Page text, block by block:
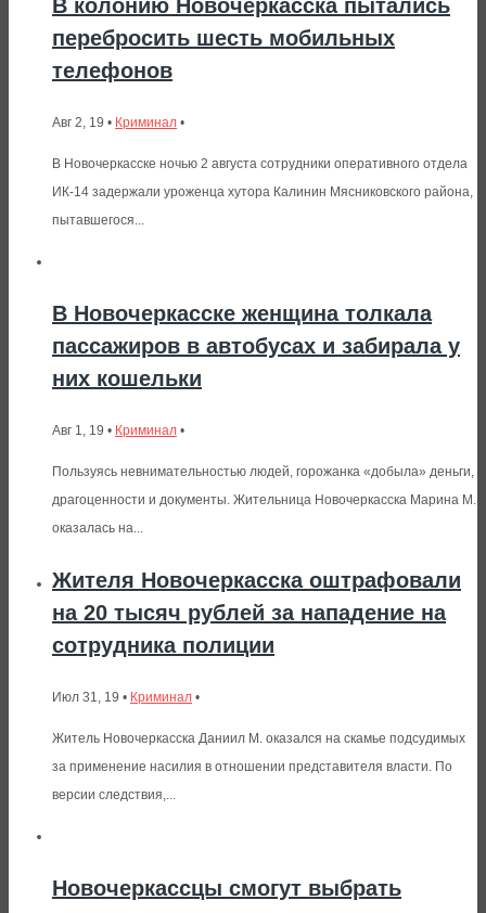
В колонию Новочеркасска пытались
перебросить шесть мобильных
телефонов
Авг 2, 19 • Криминал •
В Новочеркасске ночью 2 августа сотрудники оперативного отдела
ИК-14 задержали уроженца хутора Калинин Мясниковского района,
пытавшегося...
В Новочеркасске женщина толкала
пассажиров в автобусах и забирала у
них кошельки
Авг 1, 19 • Криминал •
Пользуясь невнимательностью людей, горожанка «добыла» деньги,
драгоценности и документы. Жительница Новочеркасска Марина М.
оказалась на...
Жителя Новочеркасска оштрафовали
на 20 тысяч рублей за нападение на
сотрудника полиции
Июл 31, 19 • Криминал •
Житель Новочеркасска Даниил М. оказался на скамье подсудимых
за применение насилия в отношении представителя власти. По
версии следствия,...
Новочеркассцы смогут выбрать